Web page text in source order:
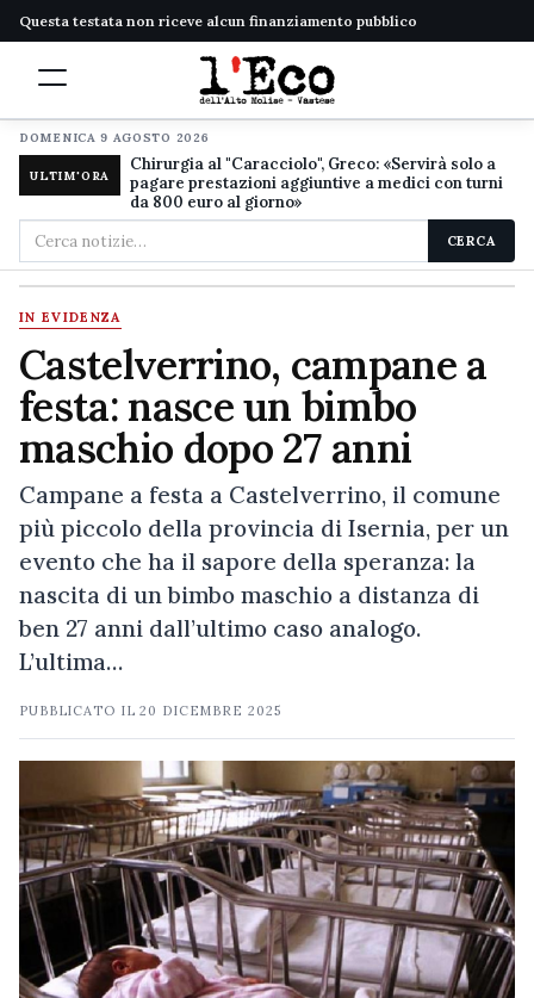
Questa testata non riceve alcun finanziamento pubblico
DOMENICA 9 AGOSTO 2026
ULTIM'ORA
Chirurgia al "Caracciolo", Greco: «Servirà solo a
pagare prestazioni aggiuntive a medici con turni
da 800 euro al giorno»
Cerca
nel
sito
CERCA
IN EVIDENZA
Castelverrino, campane a
festa: nasce un bimbo
maschio dopo 27 anni
Campane a festa a Castelverrino, il comune
più piccolo della provincia di Isernia, per un
evento che ha il sapore della speranza: la
nascita di un bimbo maschio a distanza di
ben 27 anni dall’ultimo caso analogo.
L’ultima…
PUBBLICATO IL20 DICEMBRE 2025